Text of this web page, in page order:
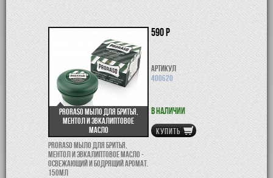
Proraso мыло для бритья,
ментол и эвкалиптовое
масло
Proraso мыло для бритья,
ментол и эвкалиптовое масло -
освежающий и бодрящий аромат.
150мл
590 р
Артикул
400620
В наличии
КУПИТЬ